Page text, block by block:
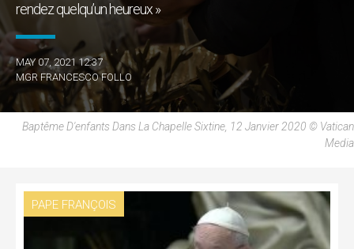
rendez quelqu’un heureux »
MAY 07, 2021 12:37
MGR FRANCESCO FOLLO
Baptême D'enfants Dans La Chapelle Sixtine, 12 Janvier 2020 © Vatican
Media
PAPE FRANÇOIS